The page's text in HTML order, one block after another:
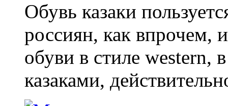
Обувь казаки
россиян, как впрочем,
обуви в стиле western,
казаками,